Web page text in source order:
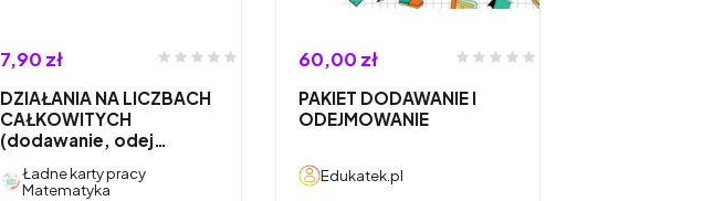
7,90 zł
DZIAŁANIA NA LICZBACH
CAŁKOWITYCH
(dodawanie, odej…
Ładne karty pracy
Matematyka
60,00 zł
PAKIET DODAWANIE I
ODEJMOWANIE
Edukatek.pl